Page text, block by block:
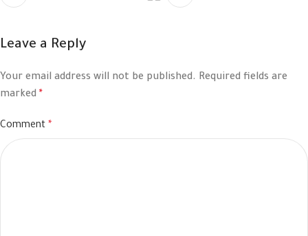
Leave a Reply
Your email address will not be published. Required fields are
marked *
Comment *